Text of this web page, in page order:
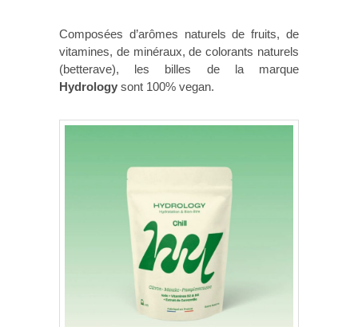
Composées d’arômes naturels de fruits, de
vitamines, de minéraux, de colorants naturels
(betterave), les billes de la marque
Hydrology sont 100% vegan.